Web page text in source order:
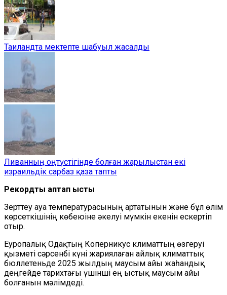
Таиландта мектепте шабуыл жасалды
Ливанның оңтүстігінде болған жарылыстан екі
израильдік сарбаз қаза тапты
Рекордтық аптап ыстық
Зерттеу ауа температурасының артатынын және бұл өлім
көрсеткішінің көбеюіне әкелуі мүмкін екенін ескертіп
отыр.
Еуропалық Одақтың Коперникус климаттың өзгеруі
қызметі сәрсенбі күні жариялаған айлық климаттық
бюллетеньде 2025 жылдың маусым айы жаһандық
деңгейде тарихтағы үшінші ең ыстық маусым айы
болғанын мәлімдеді.